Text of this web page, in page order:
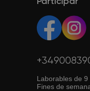
Laborables de 9
Fines de